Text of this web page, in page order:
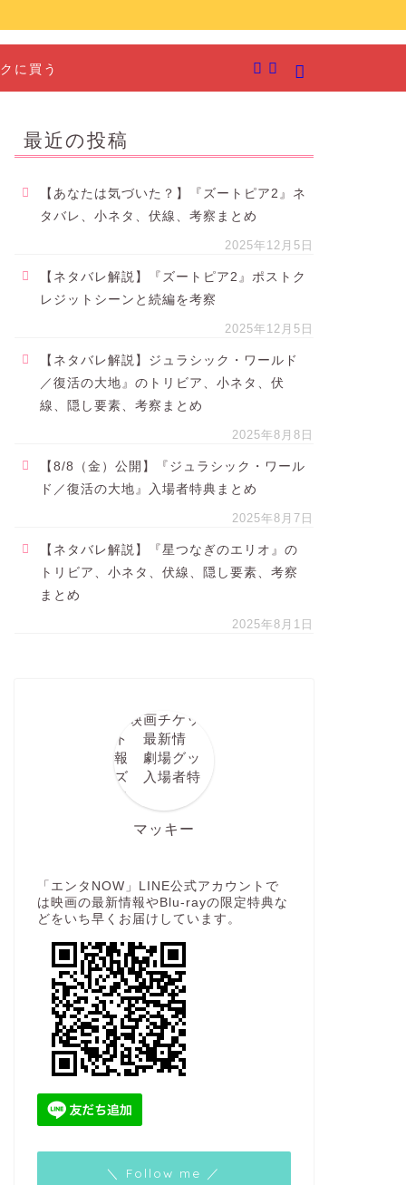
に買う
最近の投稿
【あなたは気づいた？】『ズートピア2』ネ
タバレ、小ネタ、伏線、考察まとめ
2025年12月5日
【ネタバレ解説】『ズートピア2』ポストク
レジットシーンと続編を考察
2025年12月5日
【ネタバレ解説】ジュラシック・ワールド
／復活の大地』のトリビア、小ネタ、伏
線、隠し要素、考察まとめ
2025年8月8日
【8/8（金）公開】『ジュラシック・ワール
ド／復活の大地』入場者特典まとめ
2025年8月7日
【ネタバレ解説】『星つなぎのエリオ』の
トリビア、小ネタ、伏線、隠し要素、考察
まとめ
2025年8月1日
マッキー
「エンタNOW」LINE公式アカウントで
は映画の最新情報やBlu-rayの限定特典な
どをいち早くお届けしています。
＼ Follow me ／